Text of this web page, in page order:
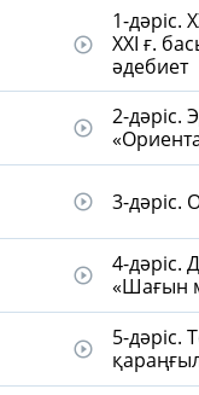
play_circle_outline
1-дәріс.
ХХI ғ.
әдебиет
play_circle_outline
2-дәріс.
play_circle_outline 3-дәріс.
play_circle_outline
4-дәріс.
«Шағын
play_circle_outline
5-дәріс.